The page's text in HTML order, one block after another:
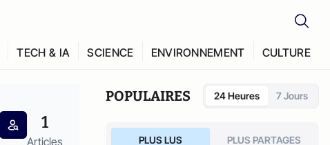
TECH & IA SCIENCE ENVIRONNEMENT CULTURE
1
Articles
POPULAIRES 24 Heures 7 Jours
PLUS LUS PLUS PARTAGES